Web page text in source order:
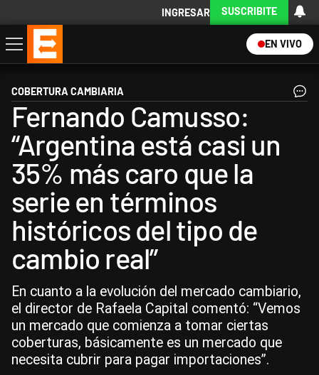
INGRESAR SUSCRIBITE
EN VIVO
Economía
Política
Internacional
Actualidad
Descargá la App
COBERTURA CAMBIARIA
Fernando Camusso:
“Argentina está casi un
35% más caro que la
serie en términos
históricos del tipo de
cambio real”
En cuanto a la evolución del mercado cambiario,
el director de Rafaela Capital comentó: “Vemos
un mercado que comienza a tomar ciertas
coberturas, básicamente es un mercado que
necesita cubrir para pagar importaciones”.